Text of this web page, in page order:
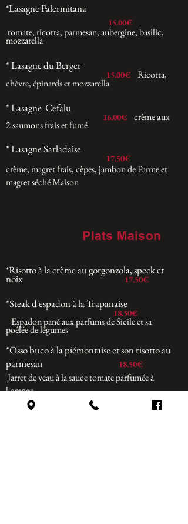
*Lasagne Palermitana
15.00€
tomate, ricotta, parmesan, aubergine, basilic,
mozzarella
* Lasagne du Berger
15.00€ Ricotta,
chèvre, épinards et mozzarella
* Lasagne Cefalu
16.00€ crèmeaux
2 saumons frais et fumé
* Lasagne Sarladaise
17.50€
crème, magret frais, cèpes, jambon de Parme et
magret séché Maison
Plats Maison
*Risotto à la crème au gorgonzola, specket
noix 17.50€
*Steak d'espadon à la Trapanaise
18.50€
Espadon pané aux parfums de Sicile et sa
poêlée de légumes
*Osso buco à la piémontaise et son risotto au
parmesan
18.50€
Jarret de veau à la sauce tomate parfumée à
l'orange